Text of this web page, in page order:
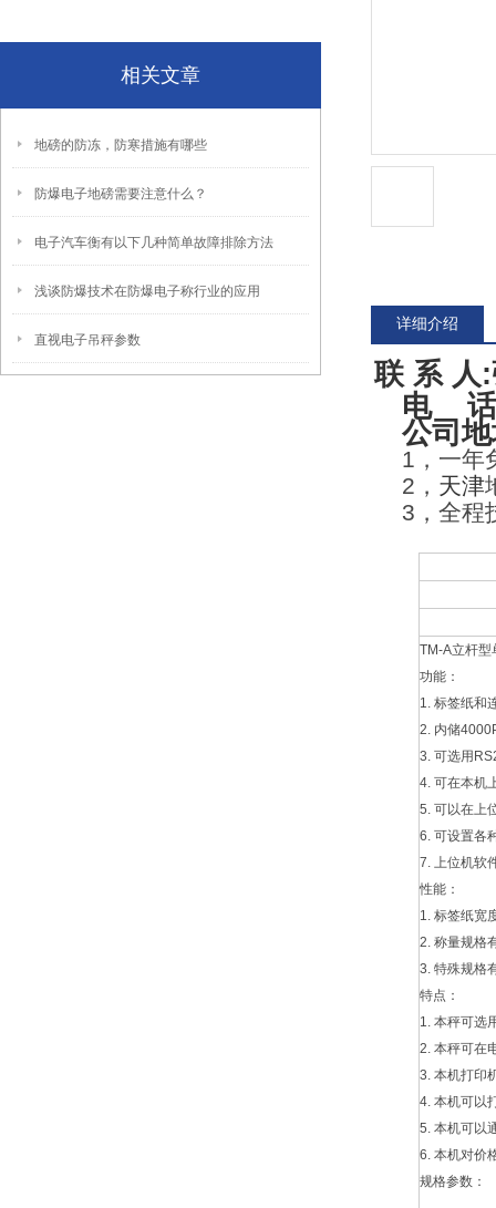
相关文章
地磅的防冻，防寒措施有哪些
防爆电子地磅需要注意什么？
电子汽车衡有以下几种简单故障排除方法
浅谈防爆技术在防爆电子称行业的应用
直视电子吊秤参数
详细介绍
联 系
电
公司
1 ，一
2 ， 天津
3 ，全
TM-A立杆型
功能：
1. 标签纸和
2. 内储
3. 可选用
4. 可在本机
5. 可以在上
6. 可设置各
7. 上位机软
性能：
1. 标签纸宽
2. 称量规格
3. 特殊规格
特点：
1. 本秤可选
2. 本秤可在
3. 本机打印
4. 本机可以
5. 本机可以
6. 本机对价
规格参数：